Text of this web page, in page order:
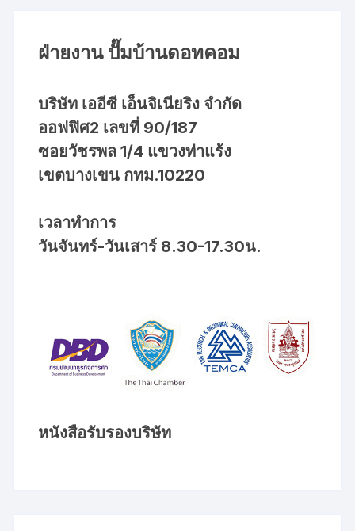
ฝ่ายงาน ปั๊มบ้านดอทคอม
บริษัท เออีซี เอ็นจิเนียริง จำกัด
ออฟฟิศ2 เลขที่ 90/187
ซอยวัชรพล 1/4 แขวงท่าแร้ง
เขตบางเขน กทม.10220
เวลาทำการ
วันจันทร์-วันเสาร์ 8.30-17.30น.
หนังสือรับรองบริษัท